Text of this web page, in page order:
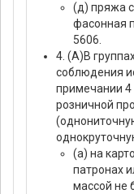
(д) пряжа
фасонная
5606.
4. (А)В
соблюдения
примечании 4
розничной
(а) на
патронах
массой не